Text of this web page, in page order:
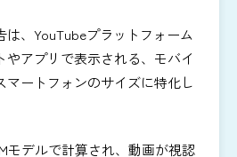
は、YouTubeプラットフォーム
やアプリで表示される、モバイ
マートフォンのサイズに特化し
モデルで計算され、動画が視認